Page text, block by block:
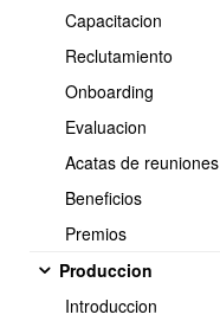
Capacitacion
Reclutamiento
Onboarding
Evaluacion
Acatas de reuniones
Beneficios
Premios
Produccion
Introduccion